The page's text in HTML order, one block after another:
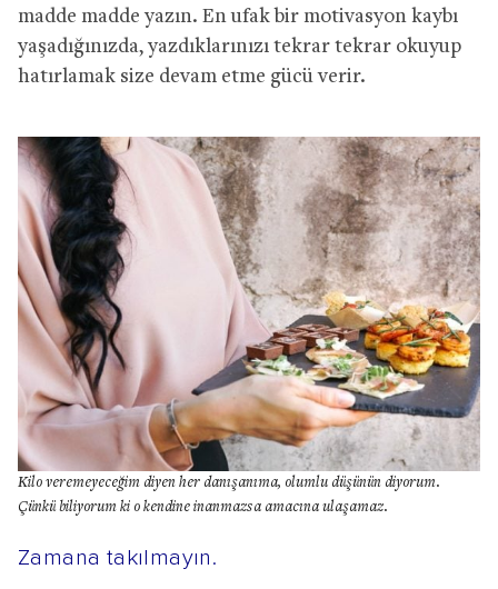
madde madde yazın. En ufak bir motivasyon kaybı
yaşadığınızda, yazdıklarınızı tekrar tekrar okuyup
hatırlamak size devam etme gücü verir.
Kilo veremeyeceğim diyen her danışanıma, olumlu düşünün diyorum.
Çünkü biliyorum ki o kendine inanmazsa amacına ulaşamaz.
Zamana takılmayın.